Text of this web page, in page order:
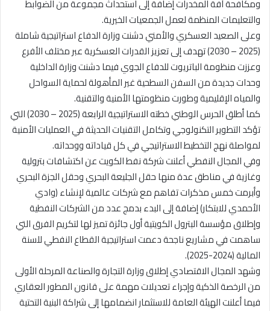
ومكافحة آفة المخدرات إضافة إلى استحداث مجموعة من الضوابط
والتعليمات المنظمة لعمل الجمعيات الخيرية.
وعلى الصعيد العسكري والأمني دشنت وزارة الدفاع استراتيجية شاملة
(2025 – 2030) تهدف إلى تعزيز القدرات العسكرية عبر مختلف الأفرع
وعززت منظومة الباتريوت للدفاع الجوي فيما دشنت وزارة الداخلية
وحدات جديدة من السفن السطحية غير المأهولة لحماية السواحل
والمياه الإقليمية وطورت منظومتها الأمنية والتقنية.
كما أطلق الحرس الوطني خطته الاستراتيجية الرابعة (2025 – 2030) التي
تؤكد التطوير التكنولوجي وتكامل التقنيات الحديثة في العمليات الأمنية
لمواصلة نهج التخطيط الاستراتيجي في كل قياداته ووحداته.
وفي المجال النفطي أعلنت شركة نفط الكويت عن اكتشافات بترولية
وغازية في مناطق عدة منها حقل الجليعة البحري وحقل الجزة البحري
وأبرمت خمس مذكرات تفاهم مع شركات عالمية لإنشاء (وادي
الأحمدي للابتكار) إضافة إلى البدء بدمج عدد من الشركات النفطية
وإطلاق مؤسسة البترول الكويتية أول جائزة تميز لها لتكريم الفرق التي
ساهمت في مشاريع ناجحة دعمت استراتيجية القطاع النفطي للسنة
المالية (2024-2025).
وشهد المجال الاقتصادي إطلاق وزارة التجارة والصناعة المرحلة الأولى
من الرخصة الذكية وإجراء تعديلات مهمة على قانون المطور العقاري
فيما أعلنت الهيئة العامة للاستثمار انضمامها إلى شراكة البنية التحتية